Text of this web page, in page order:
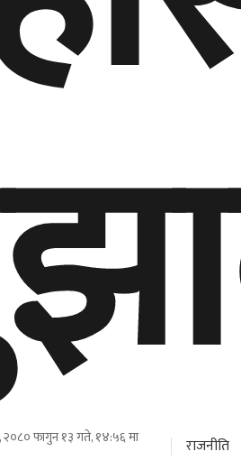
फागुन १३ गते, १४:५६ मा
राजनीति